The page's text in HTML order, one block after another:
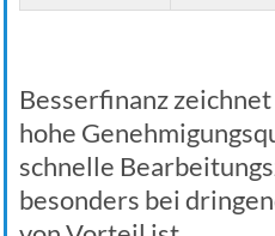
Besserfinanz
hohe
schnelle
besonders bei